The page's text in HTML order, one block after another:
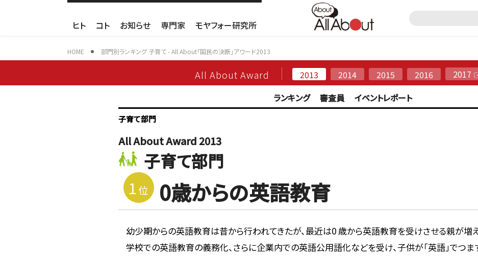
ヒト コト お知らせ 専門家 モヤフォー研究所
HOME 部門別ランキング 子育て - All About「国民の決断」アワード2013
All About Award 2013 2014 2015 2016
2017
ランキング
審査員 イベントレポート
子育て部門
All About Award 2013
子育て部門
1 位 0歳からの英語教育
幼少期からの英語教育は昔から行われてきたが、最近は0 歳から英語教育を受けさせる親が増
学校での英語教育の義務化、さらに企業内での英語公用語化などを受け、子供が「英語」でつま